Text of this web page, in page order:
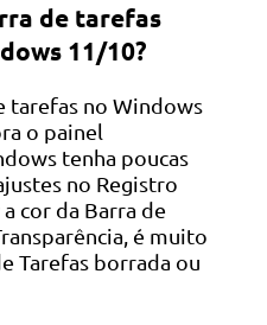
de tarefas
11/10?
tarefas no Windows
o painel
tenha poucas
no Registro
cor da Barra de
é muito
Tarefas borrada ou